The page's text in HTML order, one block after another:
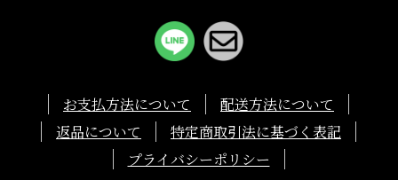
お支払方法について
配送方法について
返品について
特定商取引法に基づく表記
プライバシーポリシー